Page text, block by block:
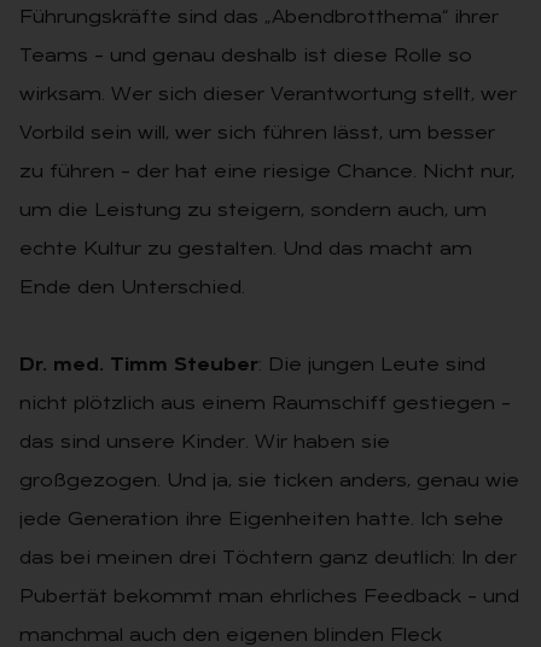
Führungskräfte sind das „Abendbrotthema“ ihrer
Teams – und genau deshalb ist diese Rolle so
wirksam. Wer sich dieser Verantwortung stellt, wer
Vorbild sein will, wer sich führen lässt, um besser
zu führen – der hat eine riesige Chance. Nicht nur,
um die Leistung zu steigern, sondern auch, um
echte Kultur zu gestalten. Und das macht am
Ende den Unterschied.
Dr. med. Timm Steuber: Die jungen Leute sind
nicht plötzlich aus einem Raumschiff gestiegen –
das sind unsere Kinder. Wir haben sie
großgezogen. Und ja, sie ticken anders, genau wie
jede Generation ihre Eigenheiten hatte. Ich sehe
das bei meinen drei Töchtern ganz deutlich: In der
Pubertät bekommt man ehrliches Feedback – und
manchmal auch den eigenen blinden Fleck